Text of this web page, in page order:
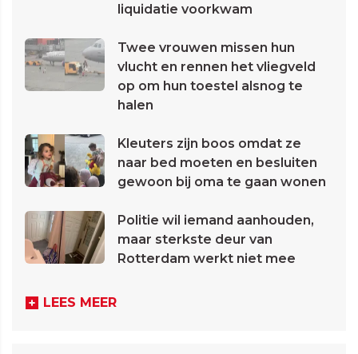
liquidatie voorkwam
Twee vrouwen missen hun
vlucht en rennen het vliegveld
op om hun toestel alsnog te
halen
Kleuters zijn boos omdat ze
naar bed moeten en besluiten
gewoon bij oma te gaan wonen
Politie wil iemand aanhouden,
maar sterkste deur van
Rotterdam werkt niet mee
LEES MEER